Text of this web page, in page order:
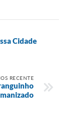
Cidade
RECENTE